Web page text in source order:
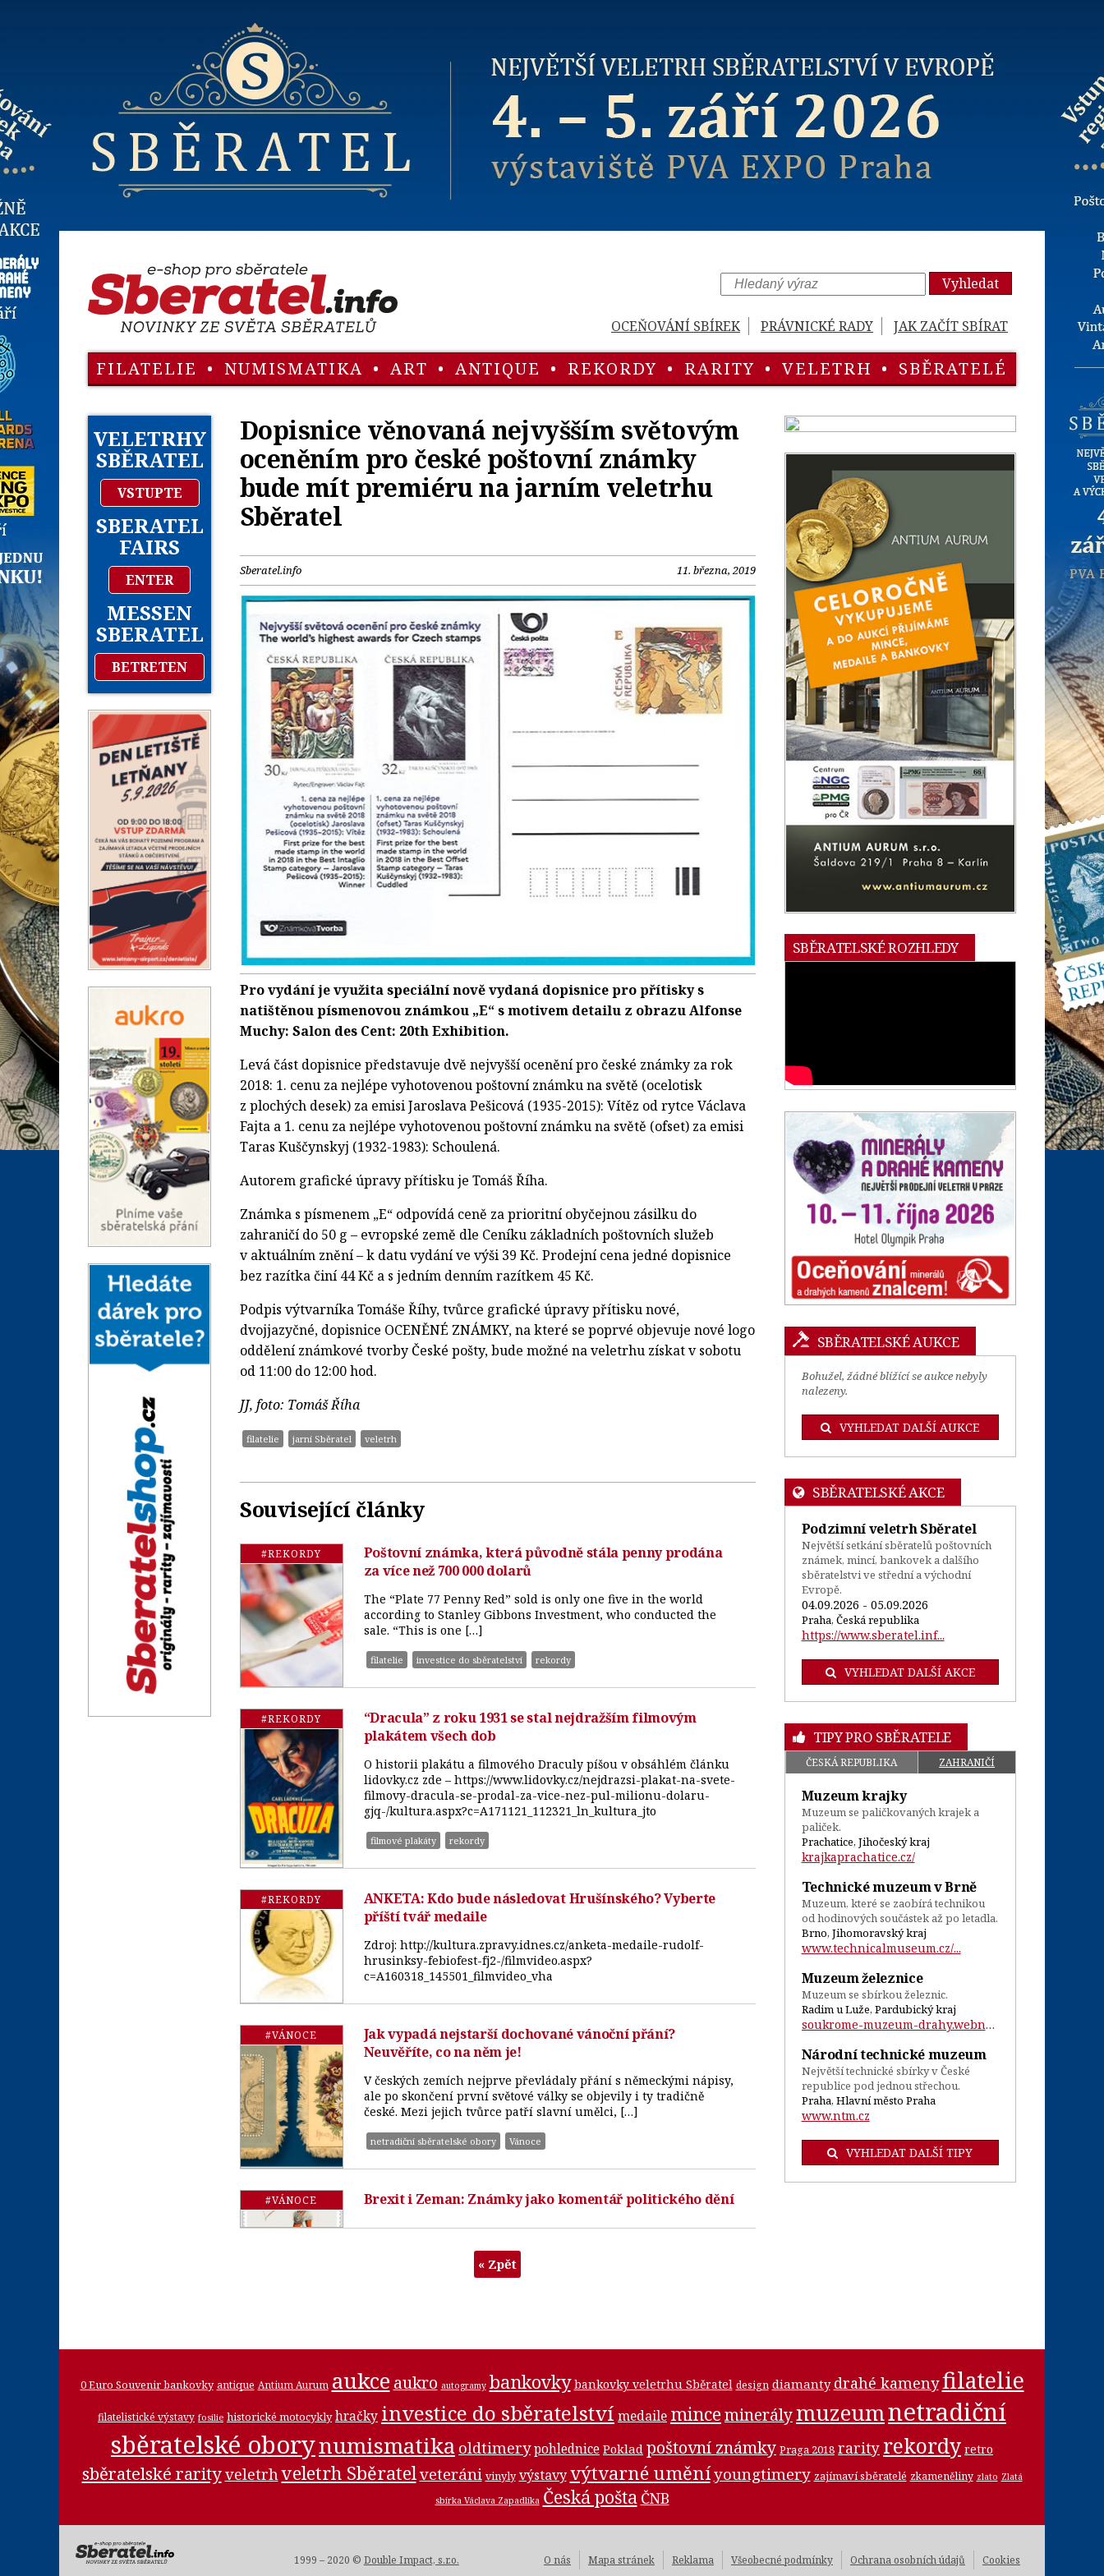
Vyhledat
OCEŇOVÁNÍ SBÍREK PRÁVNICKÉ RADY JAK ZAČÍT SBÍRAT
FILATELIE • NUMISMATIKA • ART • ANTIQUE • REKORDY • RARITY • VELETRH • SBĚRATELÉ
VELETRHY
SBĚRATEL
VSTUPTE
SBERATEL
FAIRS
ENTER
MESSEN
SBERATEL
BETRETEN
Dopisnice věnovaná nejvyšším světovým
oceněním pro české poštovní známky
bude mít premiéru na jarním veletrhu
Sběratel
Sberatel.info 11. března, 2019
Pro vydání je využita speciální nově vydaná dopisnice pro přítisky s
natištěnou písmenovou známkou „E“ s motivem detailu z obrazu Alfonse
Muchy: Salon des Cent: 20th Exhibition.
Levá část dopisnice představuje dvě nejvyšší ocenění pro české známky za rok
2018: 1. cenu za nejlépe vyhotovenou poštovní známku na světě (ocelotisk
z plochých desek) za emisi Jaroslava Pešicová (1935-2015): Vítěz od rytce Václava
Fajta a 1. cenu za nejlépe vyhotovenou poštovní známku na světě (ofset) za emisi
Taras Kuščynskyj (1932-1983): Schoulená.
Autorem grafické úpravy přítisku je Tomáš Říha.
Známka s písmenem „E“ odpovídá ceně za prioritní obyčejnou zásilku do
zahraničí do 50 g – evropské země dle Ceníku základních poštovních služeb
v aktuálním znění – k datu vydání ve výši 39 Kč. Prodejní cena jedné dopisnice
bez razítka činí 44 Kč a s jedním denním razítkem 45 Kč.
Podpis výtvarníka Tomáše Říhy, tvůrce grafické úpravy přítisku nové,
dvojjazyčné, dopisnice OCENĚNÉ ZNÁMKY, na které se poprvé objevuje nové logo
oddělení známkové tvorby České pošty, bude možné na veletrhu získat v sobotu
od 11:00 do 12:00 hod.
JJ, foto: Tomáš Říha
filatelie jarní Sběratel veletrh
Související články
#REKORDY
Poštovní známka, která původně stála penny prodána
za více než 700 000 dolarů
The “Plate 77 Penny Red” sold is only one five in the world
according to Stanley Gibbons Investment, who conducted the
sale. “This is one […]
filatelie investice do sběratelství rekordy
#REKORDY
“Dracula” z roku 1931 se stal nejdražším filmovým
plakátem všech dob
O historii plakátu a filmového Draculy píšou v obsáhlém článku
lidovky.cz zde – https://www.lidovky.cz/nejdrazsi-plakat-na-svete-
filmovy-dracula-se-prodal-za-vice-nez-pul-milionu-dolaru-
gjq-/kultura.aspx?c=A171121_112321_ln_kultura_jto
filmové plakáty rekordy
#REKORDY
ANKETA: Kdo bude následovat Hrušínského? Vyberte
příští tvář medaile
Zdroj: http://kultura.zpravy.idnes.cz/anketa-medaile-rudolf-
hrusinksy-febiofest-fj2-/filmvideo.aspx?
c=A160318_145501_filmvideo_vha
#VÁNOCE
Jak vypadá nejstarší dochované vánoční přání?
Neuvěříte, co na něm je!
V českých zemích nejprve převládaly přání s německými nápisy,
ale po skončení první světové války se objevily i ty tradičně
české. Mezi jejich tvůrce patří slavní umělci, […]
netradiční sběratelské obory Vánoce
#VÁNOCE Brexit i Zeman: Známky jako komentář politického dění
« Zpět
SBĚRATELSKÉ ROZHLEDY
SBĚRATELSKÉ AUKCE
Bohužel, žádné blížící se aukce nebyly
nalezeny.
VYHLEDAT DALŠÍ AUKCE
SBĚRATELSKÉ AKCE
Podzimní veletrh Sběratel
Největší setkání sběratelů poštovních
známek, mincí, bankovek a dalšího
sběratelstvi ve střední a východní
Evropě.
04.09.2026 - 05.09.2026
Praha, Česká republika
https://www.sberatel.inf...
VYHLEDAT DALŠÍ AKCE
TIPY PRO SBĚRATELE
ČESKÁ REPUBLIKA ZAHRANIČÍ
Muzeum krajky
Muzeum se paličkovaných krajek a
paliček.
Prachatice, Jihočeský kraj
krajkaprachatice.cz/
Technické muzeum v Brně
Muzeum, které se zaobírá technikou
od hodinových součástek až po letadla.
Brno, Jihomoravský kraj
www.technicalmuseum.cz/...
Muzeum železnice
Muzeum se sbírkou železnic.
Radim u Luže, Pardubický kraj
soukrome-muzeum-drahy.webnode.cz/...
Národní technické muzeum
Největší technické sbírky v České
republice pod jednou střechou.
Praha, Hlavní město Praha
www.ntm.cz
VYHLEDAT DALŠÍ TIPY
0 Euro Souvenir bankovky antique Antium Aurum aukce aukro autogramy bankovky bankovky veletrhu Sběratel design diamanty drahé kamenyfilatelie
filatelistické výstavy fosilie historické motocykly hračky investice do sběratelství medaile minceminerálymuzeumnetradiční
sběratelské oborynumismatika oldtimerypohlednice Poklad poštovní známky Praga 2018 rarity rekordy retro
sběratelské rarityveletrhveletrh Sběratelveteráni vinyly výstavy výtvarné uměníyoungtimery zajímaví sběratelé zkameněliny zlato Zlatá
sbírka Václava Zapadlíka Česká pošta ČNB
1999 – 2020 © Double Impact, s.r.o. O nás Mapa stránek Reklama Všeobecné podmínky Ochrana osobních údajů Cookies